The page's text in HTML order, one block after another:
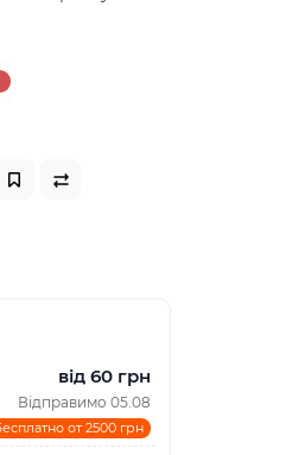
від 60 грн
Відправимо 05.08
от 2500 грн